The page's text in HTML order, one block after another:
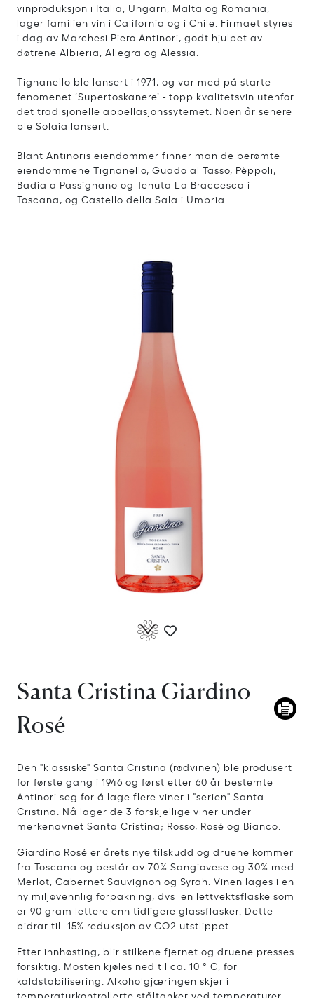
vinproduksjon i Italia, Ungarn, Malta og Romania,
lager familien vin i California og i Chile. Firmaet styres
i dag av Marchesi Piero Antinori, godt hjulpet av
døtrene Albieria, Allegra og Alessia.
Tignanello ble lansert i 1971, og var med på starte
fenomenet ‘Supertoskanere’ - topp kvalitetsvin utenfor
det tradisjonelle appellasjonssytemet. Noen år senere
ble Solaia lansert.
Blant Antinoris eiendommer finner man de berømte
eiendommene Tignanello, Guado al Tasso, Pèppoli,
Badia a Passignano og Tenuta La Braccesca i
Toscana, og Castello della Sala i Umbria.
Santa Cristina Giardino
Rosé
Den "klassiske" Santa Cristina (rødvinen) ble produsert
for første gang i 1946 og først etter 60 år bestemte
Antinori seg for å lage flere viner i "serien" Santa
Cristina. Nå lager de 3 forskjellige viner under
merkenavnet Santa Cristina; Rosso, Rosé og Bianco.
Giardino Rosé er årets nye tilskudd og druene kommer
fra Toscana og består av 70% Sangiovese og 30% med
Merlot, Cabernet Sauvignon og Syrah. Vinen lages i en
ny miljøvennlig forpakning, dvs en lettvektsflaske som
er 90 gram lettere enn tidligere glassflasker. Dette
bidrar til -15% reduksjon av CO2 utstlippet.
Etter innhøsting, blir stilkene fjernet og druene presses
forsiktig. Mosten kjøles ned til ca. 10 ° C, for
kaldstabilisering. Alkoholgjæringen skjer i
temperaturkontrollerte ståltanker ved temperaturer